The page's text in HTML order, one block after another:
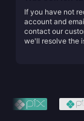
If you have not
account and
contact our
we'll resolve the